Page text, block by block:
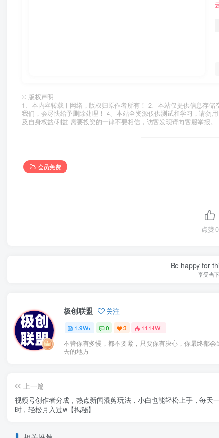
© 版权声明
1、本内容转载于网络，版权归原作者所有！ 2、本站仅提供信息存
我们，会尽快给予删除处理！ 4、本站全资源仅供测试和学习，请勿
及自身权益/利益 需要投资的一律不要相信，访客发现请向客服举报
会员免费
点赞0
Be happy for
享受当
极创联盟 关注
1.9W+ 0 3 1114W+
不管你有多慢，都不要紧，只要你有决心，你最终都会
去的地方
上一篇
视频号创作者分成，热点新闻混剪玩法，小白也能轻松上手，每天
时，轻松月入过w【揭秘】